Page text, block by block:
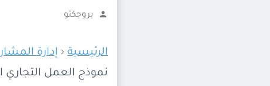
تمّ
بواسطة
بروجكتو
الرئيسية ‹ إدارة
نموذج العمل التجاري